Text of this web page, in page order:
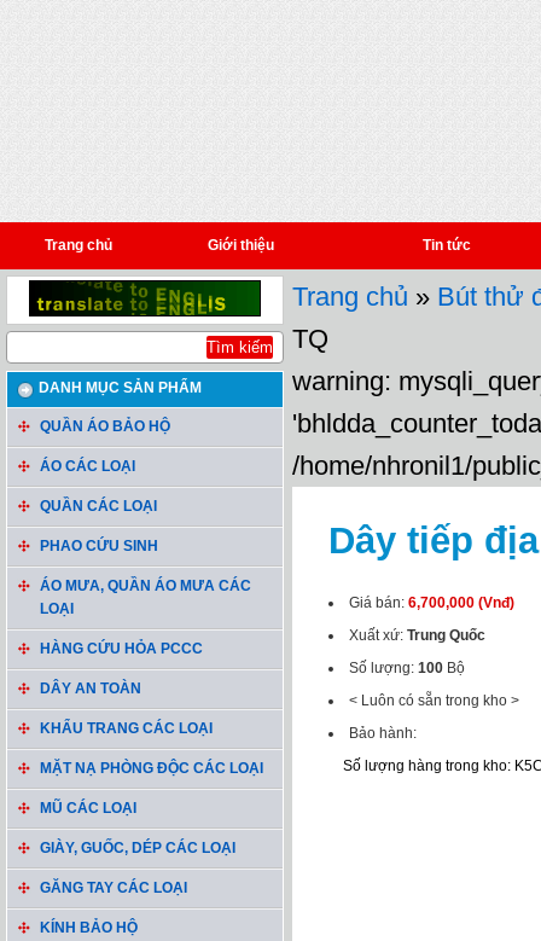
Trang chủ Giới thiệu Tin tức
DANH MỤC SẢN PHẨM
QUẦN ÁO BẢO HỘ
ÁO CÁC LOẠI
QUẦN CÁC LOẠI
PHAO CỨU SINH
ÁO MƯA, QUẦN ÁO MƯA CÁC
LOẠI
HÀNG CỨU HỎA PCCC
DÂY AN TOÀN
KHẨU TRANG CÁC LOẠI
MẶT NẠ PHÒNG ĐỘC CÁC LOẠI
MŨ CÁC LOẠI
GIÀY, GUỐC, DÉP CÁC LOẠI
GĂNG TAY CÁC LOẠI
KÍNH BẢO HỘ
Trang chủ » Bút thử
TQ
warning:
/home/nhronil1/
Dây tiếp
Giá bán: 6,700,000 (Vnđ)
Xuất xứ: Trung Quốc
Số lượng: 100 Bộ
< Luôn có sẵn trong kho >
Bảo hành:
Số lượng hàng trong kho: